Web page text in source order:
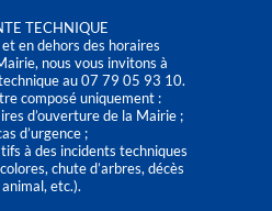
TECHNIQUE
et en dehors des horaires
nous vous invitons à
au 07 79 05 93 10.
composé uniquement :
d’ouverture de la Mairie ;
d’urgence ;
à des incidents techniques
chute d’arbres, décès
animal, etc.).